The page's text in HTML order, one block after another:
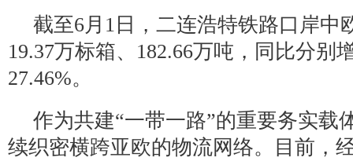
截至6月1日，二连浩特铁路口岸中
19.37万标箱、182.66万吨，同比分别
27.46%。
作为共建“一带一路”的重要务实载
续织密横跨亚欧的物流网络。目前，